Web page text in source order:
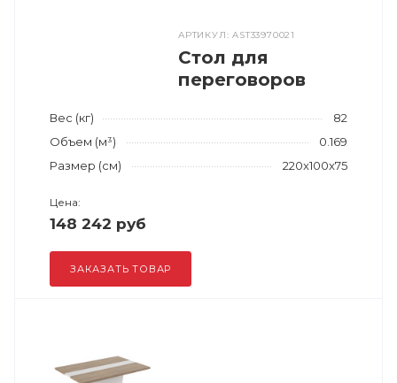
АРТИКУЛ: AST33970021
Стол для
переговоров
Вес (кг)
82
Объем (м³)
0.169
Размер (см)
220x100x75
Цена:
148 242 руб
ЗАКАЗАТЬ ТОВАР